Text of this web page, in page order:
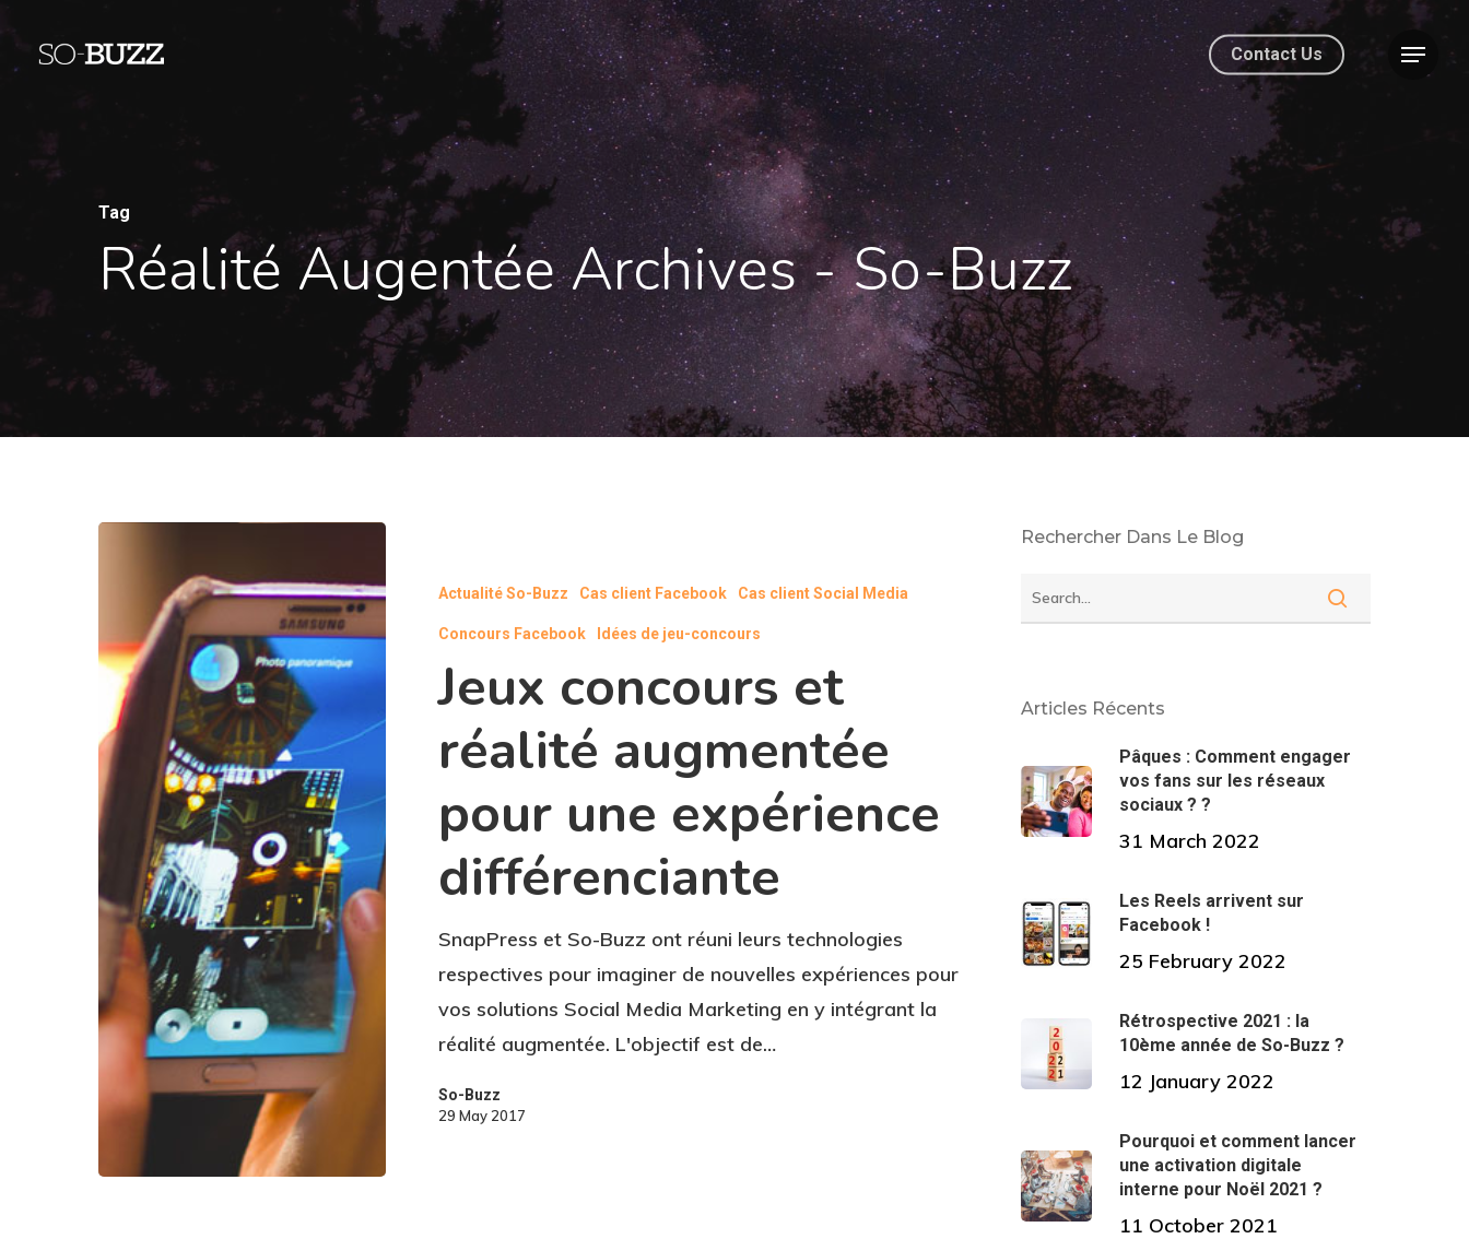
Contact Us
Tag
Réalité Augentée Archives - So-Buzz
Actualité So-Buzz Cas client Facebook Cas client Social Media
Concours Facebook Idées de jeu-concours
Jeux concours et
réalité augmentée
pour une expérience
différenciante
SnapPress et So-Buzz ont réuni leurs technologies
respectives pour imaginer de nouvelles expériences pour
vos solutions Social Media Marketing en y intégrant la
réalité augmentée. L'objectif est de…
So-Buzz
29 May 2017
Rechercher Dans Le Blog
Articles Récents
Pâques : Comment engager
vos fans sur les réseaux
sociaux ? ?
31 March 2022
Les Reels arrivent sur
Facebook !
25 February 2022
Rétrospective 2021 : la
10ème année de So-Buzz ?
12 January 2022
Pourquoi et comment lancer
une activation digitale
interne pour Noël 2021 ?
11 October 2021